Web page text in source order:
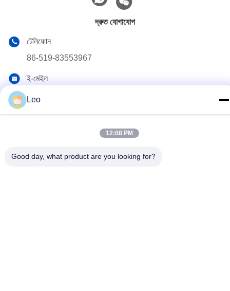
দ্রুত যোগাযোগ
টেলিফোন
86-519-83553967
ই-মেইল
Leo@service-js.com
ঠিকানা
হাই-টেক ইন্ডাস্ট্রিয়াল পার্ক উজিন জোন, চাংঝু, জিয়াংসু প্রদেশ, চীন
Leo
12:08 PM
Good day, what product are you looking for?